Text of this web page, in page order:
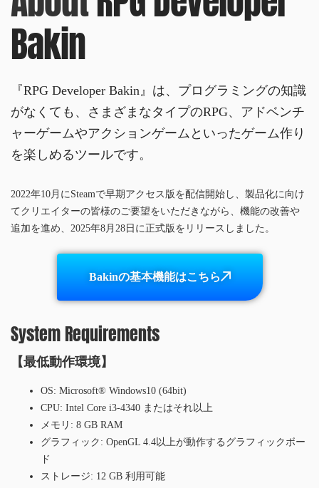
Bakin
『RPG Developer Bakin』は、プログラミングの知識
がなくても、さまざまなタイプのRPG、アドベンチ
ャーゲームやアクションゲームといったゲーム作り
を楽しめるツールです。
2022年10月にSteamで早期アクセス版を配信開始し、製品化に向け
てクリエイターの皆様のご要望をいただきながら、機能の改善や
追加を進め、2025年8月28日に正式版をリリースしました。
Bakinの基本機能はこちら
System Requirements
【最低動作環境】
OS: Microsoft® Windows10 (64bit)
CPU: Intel Core i3-4340 またはそれ以上
メモリ: 8 GB RAM
グラフィック: OpenGL 4.4以上が動作するグラフィックボー
ド
ストレージ: 12 GB 利用可能